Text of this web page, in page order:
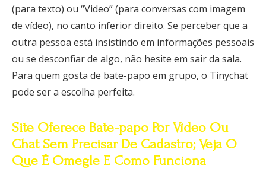
(para texto) ou “Video” (para conversas com imagem
de vídeo), no canto inferior direito. Se perceber que a
outra pessoa está insistindo em informações pessoais
ou se desconfiar de algo, não hesite em sair da sala.
Para quem gosta de bate-papo em grupo, o Tinychat
pode ser a escolha perfeita.
Site Oferece Bate-papo Por Vídeo Ou
Chat Sem Precisar De Cadastro; Veja O
Que É Omegle E Como Funciona